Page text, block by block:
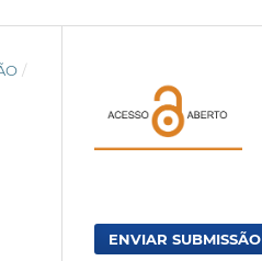
/
ENVIAR SUBMISSÃO